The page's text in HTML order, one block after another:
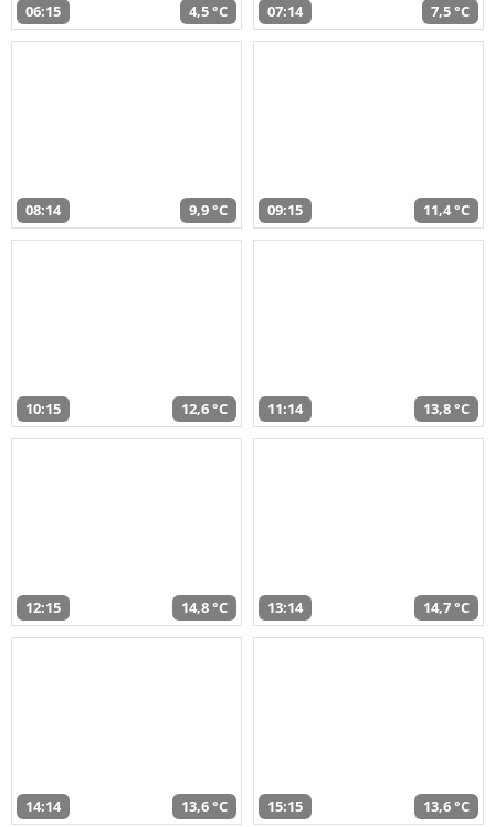
06:15 4,5 °C 07:14 7,5 °C
08:14 9,9 °C 09:15 11,4 °C
10:15 12,6 °C 11:14 13,8 °C
12:15 14,8 °C 13:14 14,7 °C
14:14 13,6 °C 15:15 13,6 °C